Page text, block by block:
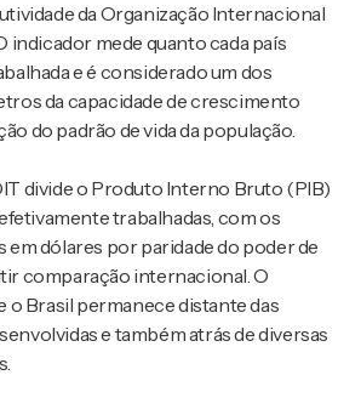
daOrganização Internacional
indicador mede quanto cada país
e é considerado um dos
da capacidade de crescimento
do padrão de vida da população.
divide o Produto Interno Bruto (PIB)
trabalhadas, com os
dólares por paridade do poder de
comparação internacional. O
o Brasil permanece distante das
e também atrás de diversas